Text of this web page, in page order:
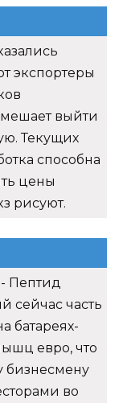
экспортеры
выйти
Текущих
способна
цены
рисуют.
Пептид
сейчас часть
батареях-
евро, что
бизнесмену
во